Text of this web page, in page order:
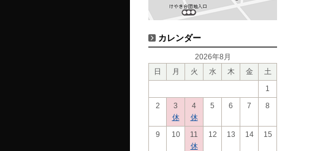
カレンダー
2026年8月
日
月 火 水 木 金
土
1
2
3
休
4
休
5 6 7 8
9 10
11
休
12 13 14 15